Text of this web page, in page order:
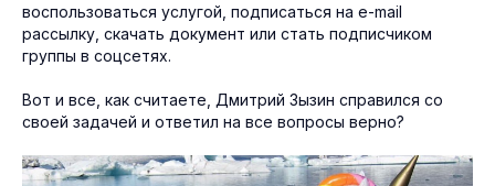
воспользоваться услугой, подписаться на e-mail
рассылку, скачать документ или стать подписчиком
группы в соцсетях.
Вот и все, как считаете, Дмитрий Зызин справился со
своей задачей и ответил на все вопросы верно?